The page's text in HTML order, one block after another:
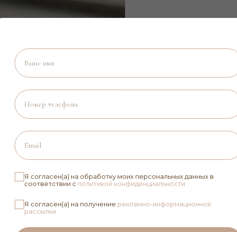
Ваше имя
Номер телефона
Email
Я согласен(а) на обработку моих персональных данных в
соответствии с политикой конфиденциальности
Я согласен(а) на получение рекламно-информационной
рассылки
Оставить заявку
Если вы не нашли
изменения в
материал), вы можете
сможем воплотить в
идеальное
свяжусь с вами для
ЗАКАЗ